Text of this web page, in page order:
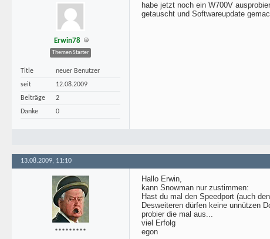
Erwin78
Themen Starter
Title
neuer Benutzer
seit
12.08.2009
Beiträge
2
Danke
0
habe jetzt noch ein W700V
getauscht und Softwareupdate
13.08.2009, 11:10
*********
Hallo Erwin,
kann Snowman nur zustimmen:
Hast du mal den Speedport (auch
Desweiteren dürfen keine unnützen
probier die mal aus...
viel Erfolg
egon